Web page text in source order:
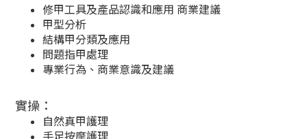
修甲工具及產品認識和應用 商業建議
甲型分析
結構甲分類及應用
問題指甲處理
專業行為、商業意識及建議
實操：
自然真甲護理
手足按摩護理